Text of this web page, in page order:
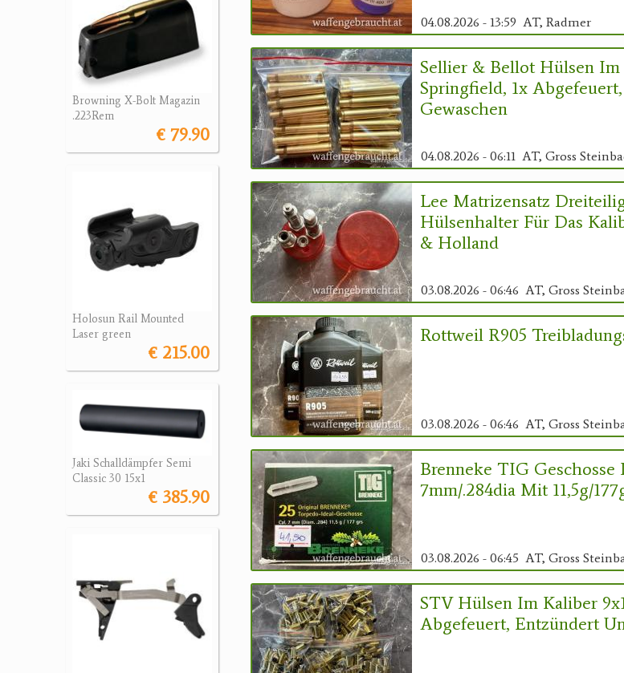
Browning X-Bolt Magazin
.223Rem
€ 79.90
Holosun Rail Mounted
Laser green
€ 215.00
Jaki Schalldämpfer Semi
Classic 30 15x1
€ 385.90
04.08.2026 - 13:59 AT, Radmer
Sellier & Bellot Hülsen Im
Springfield, 1x
Gewaschen
04.08.2026 - 06:11 AT, Gross
Lee Matrizensatz
Hülsenhalter Für Das
& Holland
03.08.2026 - 06:46 AT, Gross
Rottweil R905
03.08.2026 - 06:46 AT, Gross
Brenneke TIG Geschosse
7mm/.284dia Mit 11,5g/
03.08.2026 - 06:45 AT, Gross
STV Hülsen Im Kaliber
Abgefeuert, Entzündert